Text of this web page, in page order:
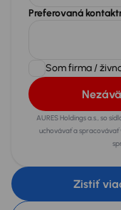
Preferovaná
Som firma /
AURES Holdings a.s., so
uchovávať a spracovávať
Zistiť